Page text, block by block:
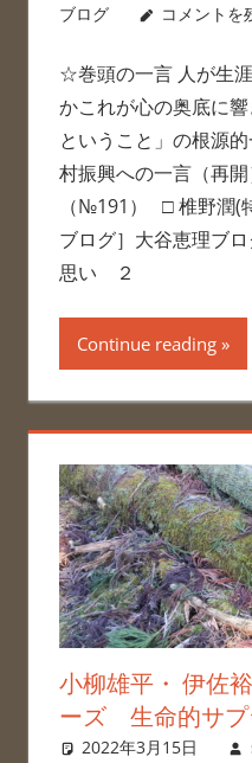
ブログ
コメントを
☆巻頭の一言 人が生
かこれが心の奥底に
ということ」の根源
村振興への一言（再
（№191） □ 椎野潤(
ブログ］大谷恵理ブ
思い ２
Continue reading
小柳雄平・ 伊佐
ーズ 生命的サプ
2022年3月15日